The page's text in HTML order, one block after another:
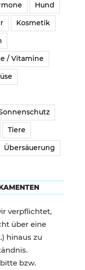
Hund
Kosmetik
/ Vitamine
Tiere
Übersäuerung
verpflichtet,
über eine
hinaus zu
bzw.